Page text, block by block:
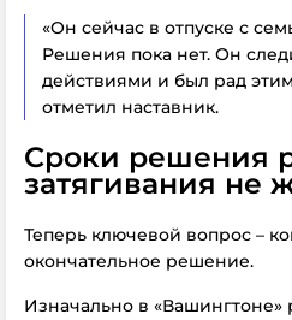
«Он сейчас в отпуске с
Решения пока нет. Он
действиями и был рад
отметил наставник.
Сроки решения
затягивания не
Теперь ключевой вопрос –
окончательное решение.
Изначально в «Вашингтоне»